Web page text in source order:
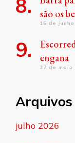
são os
15 de
engana
27 de maio
Arquivos
julho 2026